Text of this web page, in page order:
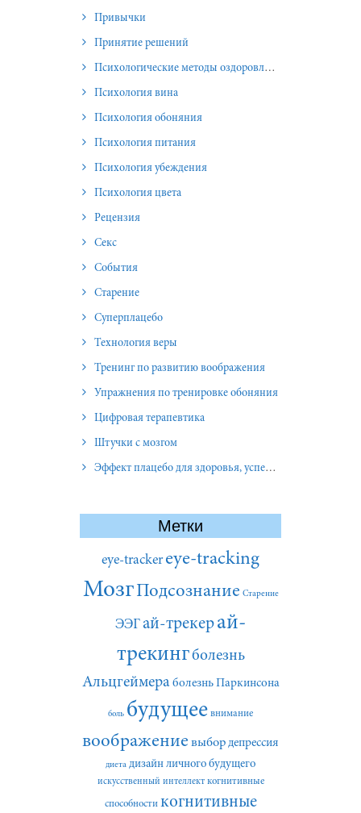
Привычки
Принятие решений
Психологические методы оздоровления и омоложения
Психология вина
Психология обоняния
Психология питания
Психология убеждения
Психология цвета
Рецензия
Секс
События
Старение
Суперплацебо
Технология веры
Тренинг по развитию воображения
Упражнения по тренировке обоняния
Цифровая терапевтика
Штучки с мозгом
Эффект плацебо для здоровья, успеха и отношений
Метки
eye-tracker eye-tracking
МозгПодсознание Старение
ЭЭГай-трекерай-
трекингболезнь
Альцгеймера болезнь Паркинсона
боль будущее внимание
воображение выбор депрессия
диета дизайн личного будущего
искусственный интеллект когнитивные
способности когнитивные